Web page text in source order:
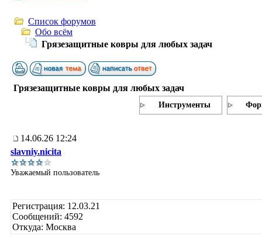
Список форумов
Обо всём
Грязезащитные ковры для любых задач
Грязезащитные ковры для любых задач
Инструменты
14.06.26 12:24
slavniy.nicita
Уважаемый пользователь
Регистрация: 12.03.21
Сообщений: 4592
Откуда: Москва